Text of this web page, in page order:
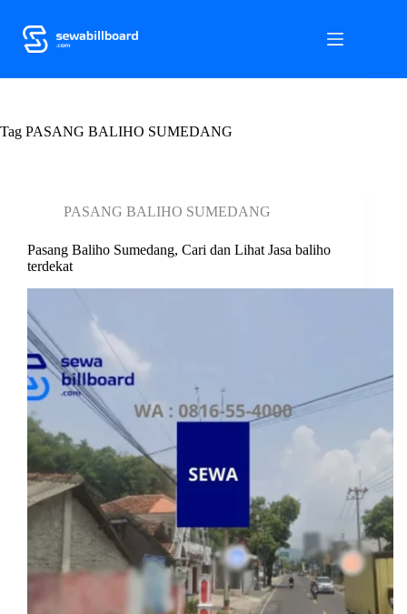
k
t
o
Tag PASANG BALIHO SUMEDANG
PASANG BALIHO SUMEDANG
Pasang Baliho Sumedang, Cari dan Lihat Jasa baliho
terdekat